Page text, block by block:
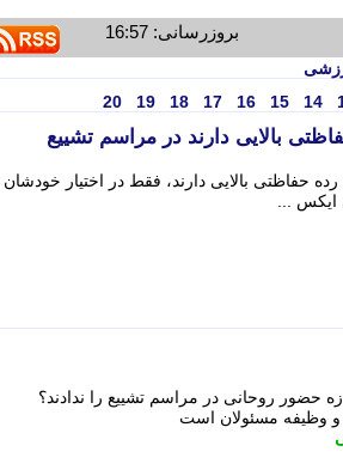
بروزرسانی: 16:57
14
15
16
17
18
19
20
بالایی دارند در مراسم تشییع
حفاظتی بالایی دارند، فقط در اختیار خودشان
...
حضور روحانی در مراسم تشییع را ندادند؟
وظیفه مسئولان است